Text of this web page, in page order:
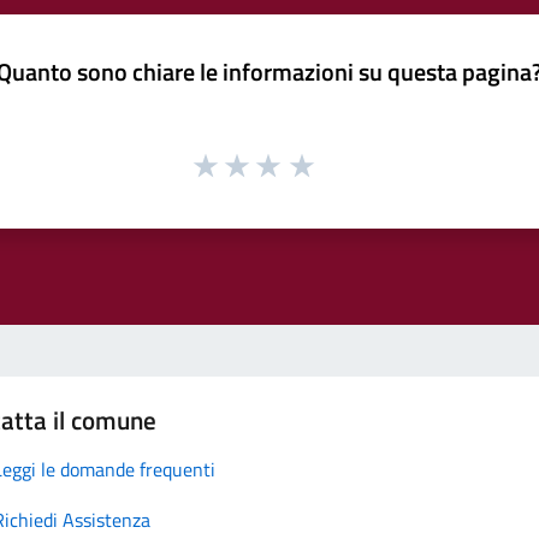
sono chiare le informazioni su questa
il comune
le domande frequenti
Assistenza